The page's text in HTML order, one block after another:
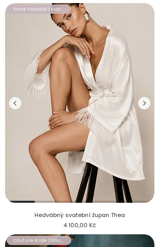
Krátký hedvábný svatební župan
Pravé hedvábí | Krátký župan
Hedvábný svatební župan Thea
Cena
4 100,00 Kč
Couture Bride | Dlouhý župan